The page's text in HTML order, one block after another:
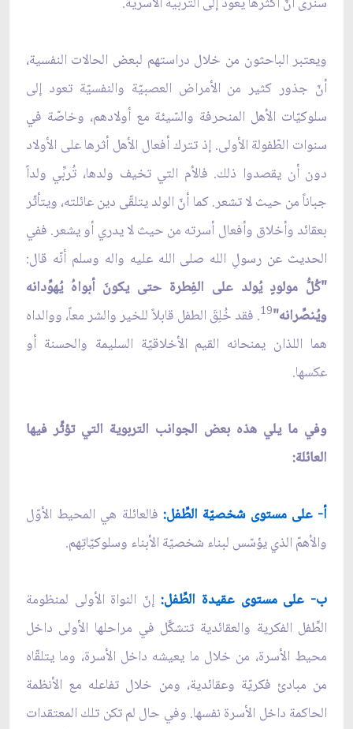
ويعتبر الباحثون من خلال دراستهم لبعض الحالات النفسية،
أنّ جذور كثير من الأمراض العصبيّة والنفسيّة تعود إلى
سلوكيّات الأهل المنحرفة والسّيئة مع أولادهم، وخاصّة في
سنوات الطّفولة الأولى. إذ تترك أفعال الأهل أثرها على الأولاد
دون أن يقصدوا ذلك. فالأم التي تخيف ولدها، تُربِّي ولداً
جباناً من حيث لا تشعر. كما أنّ الولد يتلقّى دين عائلته، ويتأثّر
بعقائد وأخلاق وأفعال أسرته من حيث لا يدري أو يشعر. ففي
الحديث عن رسولِ الله صلى الله عليه واله وسلم أنّه قال:
"كُلُّ مولودٍ يُولد على الفِطرة حتى يكونَ أبواهُ يُهوِّدانه
ويُنصِّرانه"19. فقد خُلِقَ الطفل قابلاً للخير والشر معاً، ووالداه
هما اللذان يمنحانه القيم الأخلاقيّة السليمة والحسنة أو
عكسها.
وفي ما يلي هذه بعض الجوانب التربوية التي تؤثِّر فيها
العائلة:
أ- على مستوى شخصيّة الطِّفل: فالعائلة هي المحيط الأوّل
والأهمّ الذي يؤسّس لبناء شخصيّة الأبناء وسلوكيّاتِهم.
ب- على مستوى عقيدة الطِّفل: إنّ النواة الأولى لمنظومة
الطِّفل الفكرية والعقائدية تتشكَّل في مراحلها الأولى داخل
محيط الأسرة، من خلال ما يعيشه داخل الأسرة، وما يتلقّاه
من مبادئ فكريّة وعقائدية، ومن خلال تفاعله مع الأنظمة
الحاكمة داخل الأسرة نفسها. وفي حال لم تكن تلك المعتقدات